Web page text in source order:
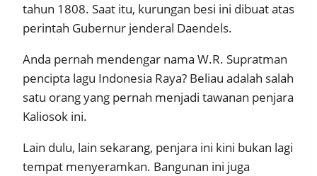
tahun 1808. Saat itu, kurungan besi ini dibuat atas
perintah Gubernur jenderal Daendels.
Anda pernah mendengar nama W.R. Supratman
pencipta lagu Indonesia Raya? Beliau adalah salah
satu orang yang pernah menjadi tawanan penjara
Kaliosok ini.
Lain dulu, lain sekarang, penjara ini kini bukan lagi
tempat menyeramkan. Bangunan ini juga